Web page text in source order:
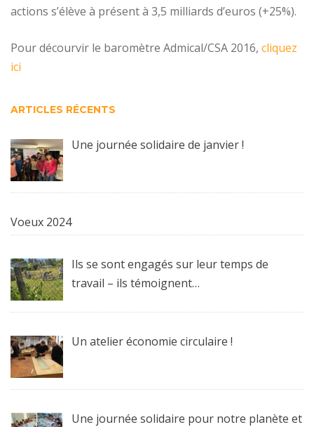
actions s’élève à présent à 3,5 milliards d’euros (+25%).
Pour décourvir le baromètre Admical/CSA 2016, cliquez
ici
ARTICLES RÉCENTS
Une journée solidaire de janvier !
Voeux 2024
Ils se sont engagés sur leur temps de
travail – ils témoignent…
Un atelier économie circulaire !
Une journée solidaire pour notre planète et